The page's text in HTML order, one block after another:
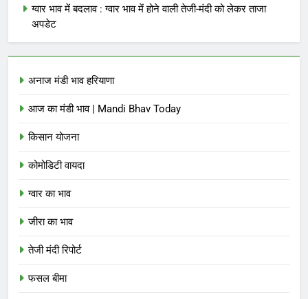
ग्वार भाव में बदलाव : ग्वार भाव में होने वाली तेजी-मंदी को लेकर ताजा
अपडेट
अनाज मंडी भाव हरियाणा
आज का मंडी भाव | Mandi Bhav Today
किसान योजना
कोमोडिटी वायदा
ग्वार का भाव
जीरा का भाव
तेजी मंदी रिपोर्ट
फसल बीमा